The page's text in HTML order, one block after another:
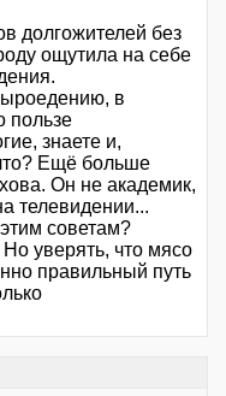
долгожителей без
ощутила на себе
в
пользе
знаете и,
Ещё больше
Он не академик,
телевидении...
советам?
уверять, что мясо
правильный путь